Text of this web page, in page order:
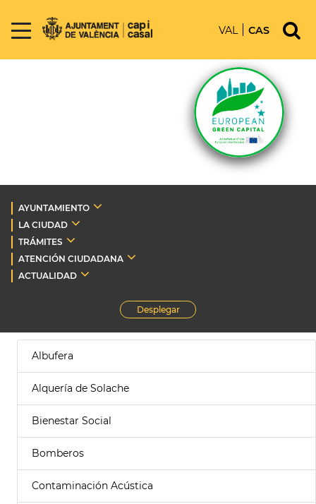
VAL CAS
AYUNTAMIENTO
LA CIUDAD
TRÁMITES
ATENCIÓN CIUDADANA
ACTUALIDAD
Desplegar
Albufera
Alquería de Solache
Bienestar Social
Bomberos
Contaminación Acústica